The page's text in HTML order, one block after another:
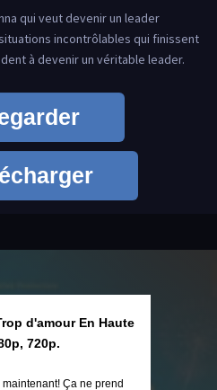
qui veut devenir un leader
incontrôlables qui finissent
à devenir un véritable leader.
d'amour En Haute
720p.
Ça ne prend